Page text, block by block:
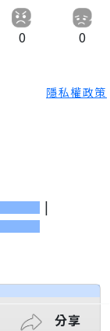
0 0
隱私權政策
|
分享